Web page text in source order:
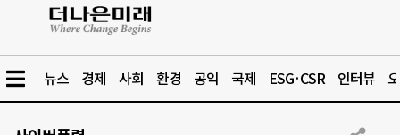
뉴스 경제 사회 환경 공익 국제 ESG·CSR 인터뷰